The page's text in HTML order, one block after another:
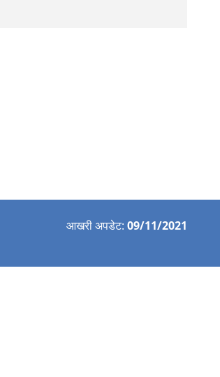
आखरी अपडेट: 09/11/2021